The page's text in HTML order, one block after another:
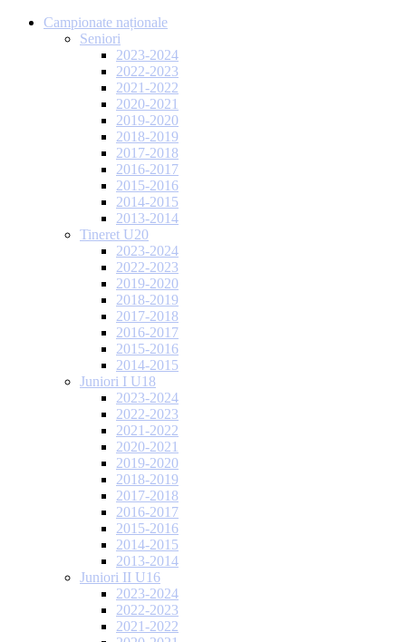
Campionate naționale
Seniori
2023-2024
2022-2023
2021-2022
2020-2021
2019-2020
2018-2019
2017-2018
2016-2017
2015-2016
2014-2015
2013-2014
Tineret U20
2023-2024
2022-2023
2019-2020
2018-2019
2017-2018
2016-2017
2015-2016
2014-2015
Juniori I U18
2023-2024
2022-2023
2021-2022
2020-2021
2019-2020
2018-2019
2017-2018
2016-2017
2015-2016
2014-2015
2013-2014
Juniori II U16
2023-2024
2022-2023
2021-2022